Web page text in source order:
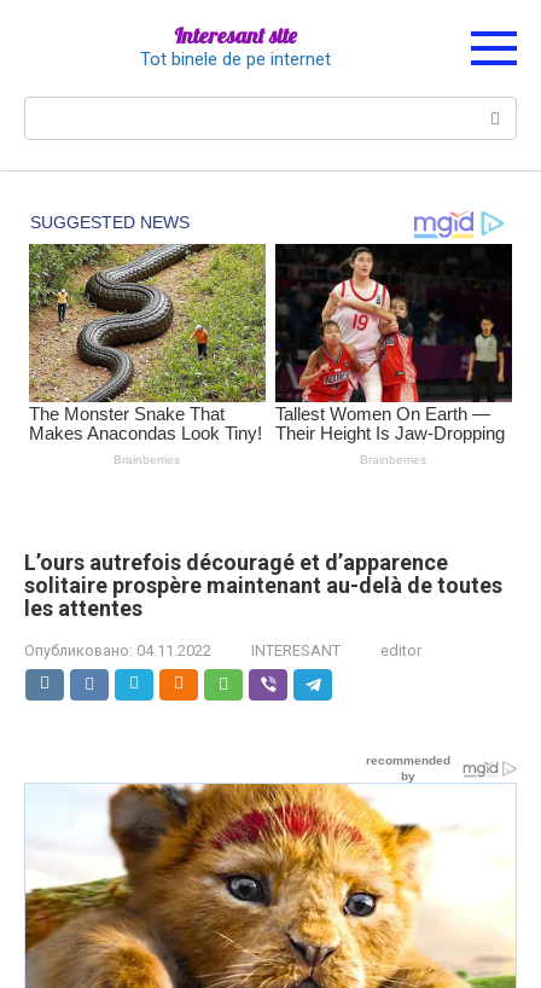
Interesant site
Tot binele de pe internet
L’ours autrefois découragé et d’apparence
solitaire prospère maintenant au-delà de toutes
les attentes
Опубликовано: 04.11.2022 INTERESANT editor